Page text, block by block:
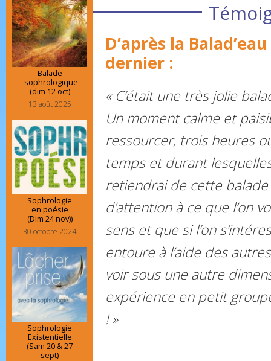
D’après la
dernier :
« C’était une très jolie
Un moment calme et
ressourcer, trois heures
temps et durant lesquelles
retiendrai de cette balade
d’attention à ce que l’on
sens et que si l’on
entoure à l’aide des
voir sous une autre
expérience en petit
! »
Balade
sophrologique
(dim 12 oct)
13 août 2025
Sophrologie
en poésie
(Dim 24 nov))
30 octobre 2024
Sophrologie
Existentielle
(Sam 20 & 27
sept)